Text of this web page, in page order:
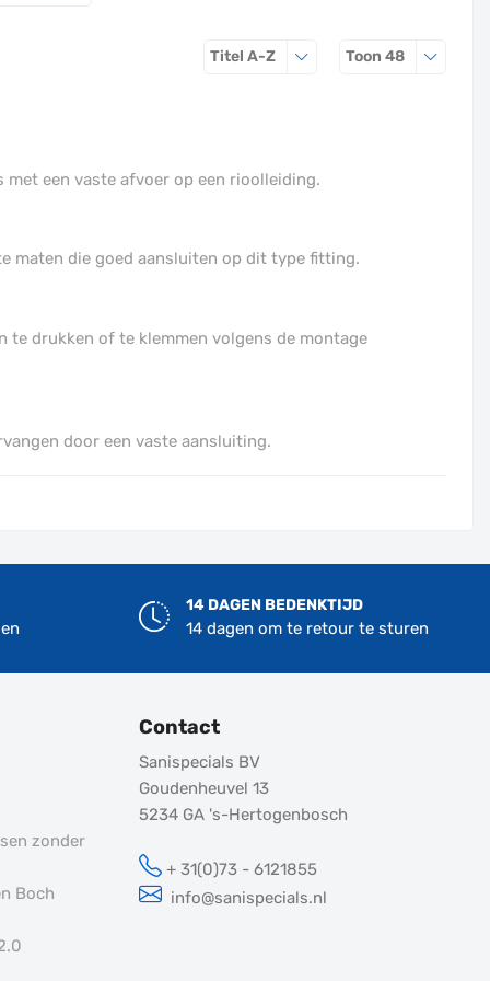
Toon 48Producten
Titel A-ZSorteren op
een vaste afvoer op een rioolleiding.
maten die goed aansluiten op dit type fitting.
drukken of te klemmen volgens de montage
door een vaste aansluiting.
14 DAGEN BEDENKTIJD
14 dagen om te retour te sturen
zonder
Boch
Contact
Sanispecials BV
Goudenheuvel 13
5234 GA 's-Hertogenbosch
+ 31(0)73 - 6121855
info@sanispecials.nl